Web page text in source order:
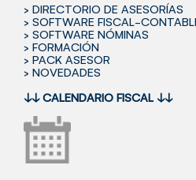
> DIRECTORIO DE ASESORÍAS
> SOFTWARE FISCAL-
> SOFTWARE NÓMINAS
> FORMACIÓN
> PACK ASESOR
> NOVEDADES
↓↓ CALENDARIO FISCAL ↓↓